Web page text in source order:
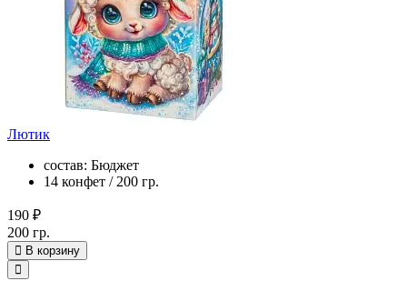
Лютик
состав: Бюджет
14 конфет / 200 гр.
190 ₽
200 гр.
В корзину